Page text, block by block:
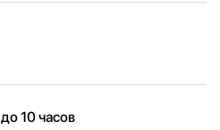
до 10 часов